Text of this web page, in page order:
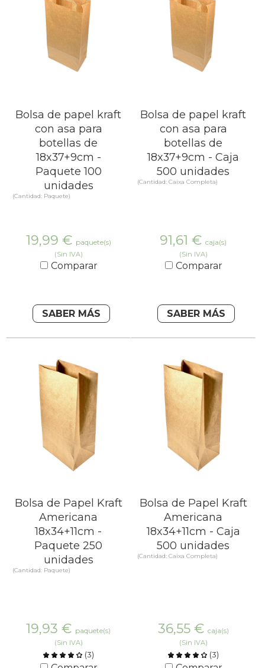
Bolsa de papel kraft
con asa para
botellas de
18x37+9cm -
Paquete 100
unidades
(Cantidad: Paquete)
19,99 € paquete(s)
(Sin IVA)
Comparar
SABER MÁS
Bolsa de papel kraft
con asa para
botellas de
18x37+9cm - Caja
500 unidades
(Cantidad: Caixa Completa)
91,61 € caja(s)
(Sin IVA)
Comparar
SABER MÁS
Bolsa de Papel Kraft
Americana
18x34+11cm -
Paquete 250
unidades
(Cantidad: Paquete)
19,93 € paquete(s)
(Sin IVA)
(3)
Bolsa de Papel Kraft
Americana
18x34+11cm - Caja
500 unidades
(Cantidad: Caixa Completa)
36,55 € caja(s)
(Sin IVA)
(3)